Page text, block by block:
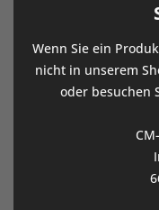
Wenn Sie ein
nicht in unserem
oder besuchen